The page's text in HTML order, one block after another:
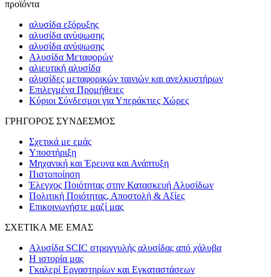
προϊόντα
αλυσίδα εξόρυξης
αλυσίδα ανύψωσης
αλυσίδα ανύψωσης
Αλυσίδα Μεταφορών
αλιευτική αλυσίδα
αλυσίδες μεταφορικών ταινιών και ανελκυστήρων
Επιλεγμένα Προμήθειες
Κύριοι Σύνδεσμοι για Υπεράκτιες Χώρες
ΓΡΗΓΟΡΟΣ ΣΥΝΔΕΣΜΟΣ
Σχετικά με εμάς
Υποστήριξη
Μηχανική και Έρευνα και Ανάπτυξη
Πιστοποίηση
Έλεγχος Ποιότητας στην Κατασκευή Αλυσίδων
Πολιτική Ποιότητας, Αποστολή & Αξίες
Επικοινωνήστε μαζί μας
ΣΧΕΤΙΚΑ ΜΕ ΕΜΑΣ
Αλυσίδα SCIC στρογγυλής αλυσίδας από χάλυβα
Η ιστορία μας
Γκαλερί Εργαστηρίων και Εγκαταστάσεων